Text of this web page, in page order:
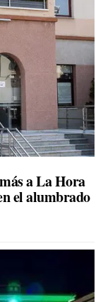
a La Hora
el alumbrado